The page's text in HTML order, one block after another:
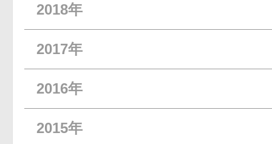
2018年
2017年
2016年
2015年